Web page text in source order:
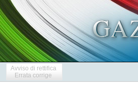
Avviso di rettifica
Errata corrige